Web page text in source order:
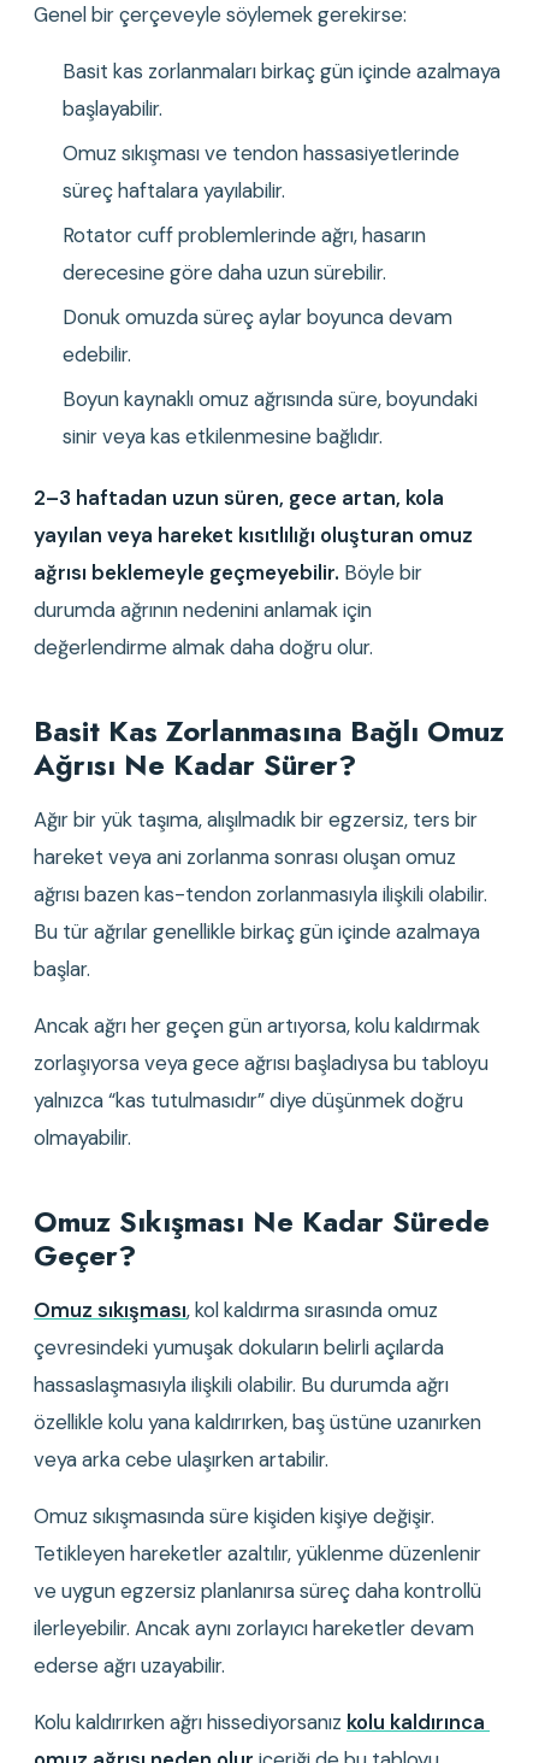
Genel bir çerçeveyle söylemek gerekirse:
Basit kas zorlanmaları birkaç gün içinde azalmaya
başlayabilir.
Omuz sıkışması ve tendon hassasiyetlerinde
süreç haftalara yayılabilir.
Rotator cuff problemlerinde ağrı, hasarın
derecesine göre daha uzun sürebilir.
Donuk omuzda süreç aylar boyunca devam
edebilir.
Boyun kaynaklı omuz ağrısında süre, boyundaki
sinir veya kas etkilenmesine bağlıdır.
2–3 haftadan uzun süren, gece artan, kola
yayılan veya hareket kısıtlılığı oluşturan omuz
ağrısı beklemeyle geçmeyebilir. Böyle bir
durumda ağrının nedenini anlamak için
değerlendirme almak daha doğru olur.
Basit Kas Zorlanmasına Bağlı Omuz
Ağrısı Ne Kadar Sürer?
Ağır bir yük taşıma, alışılmadık bir egzersiz, ters bir
hareket veya ani zorlanma sonrası oluşan omuz
ağrısı bazen kas-tendon zorlanmasıyla ilişkili olabilir.
Bu tür ağrılar genellikle birkaç gün içinde azalmaya
başlar.
Ancak ağrı her geçen gün artıyorsa, kolu kaldırmak
zorlaşıyorsa veya gece ağrısı başladıysa bu tabloyu
yalnızca “kas tutulmasıdır” diye düşünmek doğru
olmayabilir.
Omuz Sıkışması Ne Kadar Sürede
Geçer?
Omuz sıkışması, kol kaldırma sırasında omuz
çevresindeki yumuşak dokuların belirli açılarda
hassaslaşmasıyla ilişkili olabilir. Bu durumda ağrı
özellikle kolu yana kaldırırken, baş üstüne uzanırken
veya arka cebe ulaşırken artabilir.
Omuz sıkışmasında süre kişiden kişiye değişir.
Tetikleyen hareketler azaltılır, yüklenme düzenlenir
ve uygun egzersiz planlanırsa süreç daha kontrollü
ilerleyebilir. Ancak aynı zorlayıcı hareketler devam
ederse ağrı uzayabilir.
Kolu kaldırırken ağrı hissediyorsanız kolu kaldırınca